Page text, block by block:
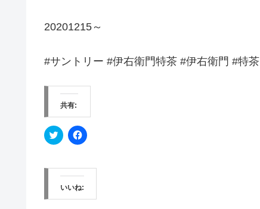
20201215～
#サントリー #伊右衛門特茶 #伊右衛門 #特茶
共有:
ク
リ
て
T
w
t
F
a
o
o
k
共
いいね: